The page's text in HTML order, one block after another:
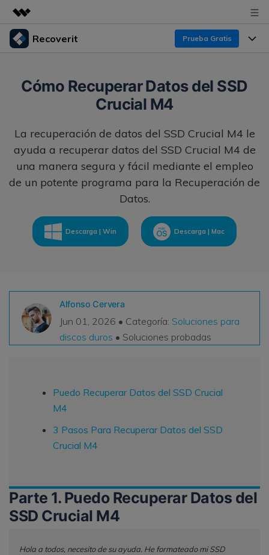
Productos destacados
Utilidades
Empresas
Sala de prensa
Tienda
Soporte
Recoverit Prueba Gratis
Líder en recuperación para Windows
Recoverit para Mac
Recupera datos ilimitados del sistema Mac
Recoverit Gratis
Recupera datos perdidos/eliminados gratis
Repairit - Reparar Datos
Recuperar de Unidades
Recuperar Medios Borrados
Soluciones de Recuperación Exclusivas
Recuperar Documentos
Escenarios de Pérdida de Datos
Recursos
Por qué Recoverit
Historias de Clientes
search
Cómo Recuperar Datos del SSD
Crucial M4
La recuperación de datos del SSD Crucial M4 le
ayuda a recuperar datos del SSD Crucial M4 de
una manera segura y fácil mediante el empleo
de un potente programa para la Recuperación de
Datos.
Descarga | Win Descarga | Mac
Alfonso Cervera
Jun 01, 2026 • Categoría: Soluciones para
discos duros • Soluciones probadas
Puedo Recuperar Datos del SSD Crucial
M4
3 Pasos Para Recuperar Datos del SSD
Crucial M4
Parte 1. Puedo Recuperar Datos del
SSD Crucial M4
Hola a todos, necesito de su ayuda. He formateado mi SSD